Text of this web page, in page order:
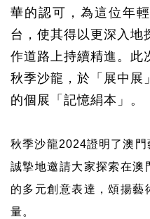
華的認可，為這位年
台，使其得以更深入地
作道路上持續精進。此
秋季沙龍，於「展中展
的個展「記憶絹本」。
秋季沙龍2024證明了澳門
誠摯地邀請大家探索在澳
的多元創意表達，頌揚藝
量。